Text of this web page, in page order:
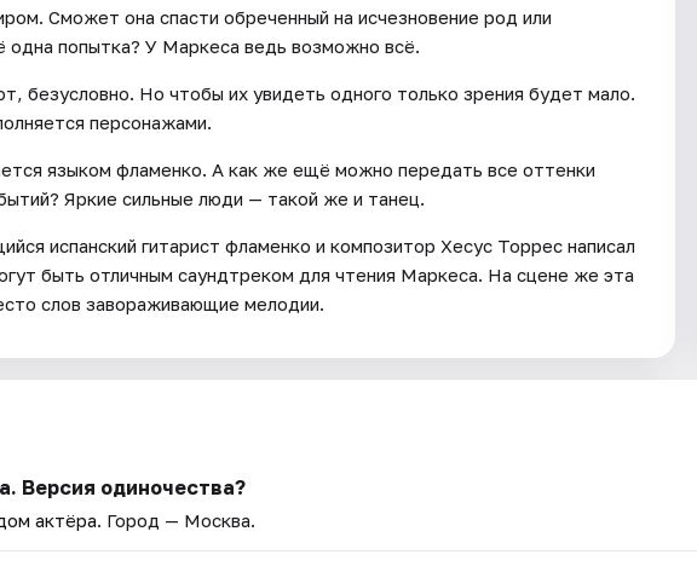
Сможет она спасти обреченный на исчезновение род или
попытка? У Маркеса ведь возможно всё.
безусловно. Но чтобы их увидеть одного только зрения будет мало.
персонажами.
языком фламенко. А как же ещё можно передать все оттенки
Яркие сильные люди — такой же и танец.
испанский гитарист фламенко и композитор Хесус Торрес написал
быть отличным саундтреком для чтения Маркеса. На сцене же эта
слов завораживающие мелодии.
Версия одиночества?
актёра. Город — Москва.